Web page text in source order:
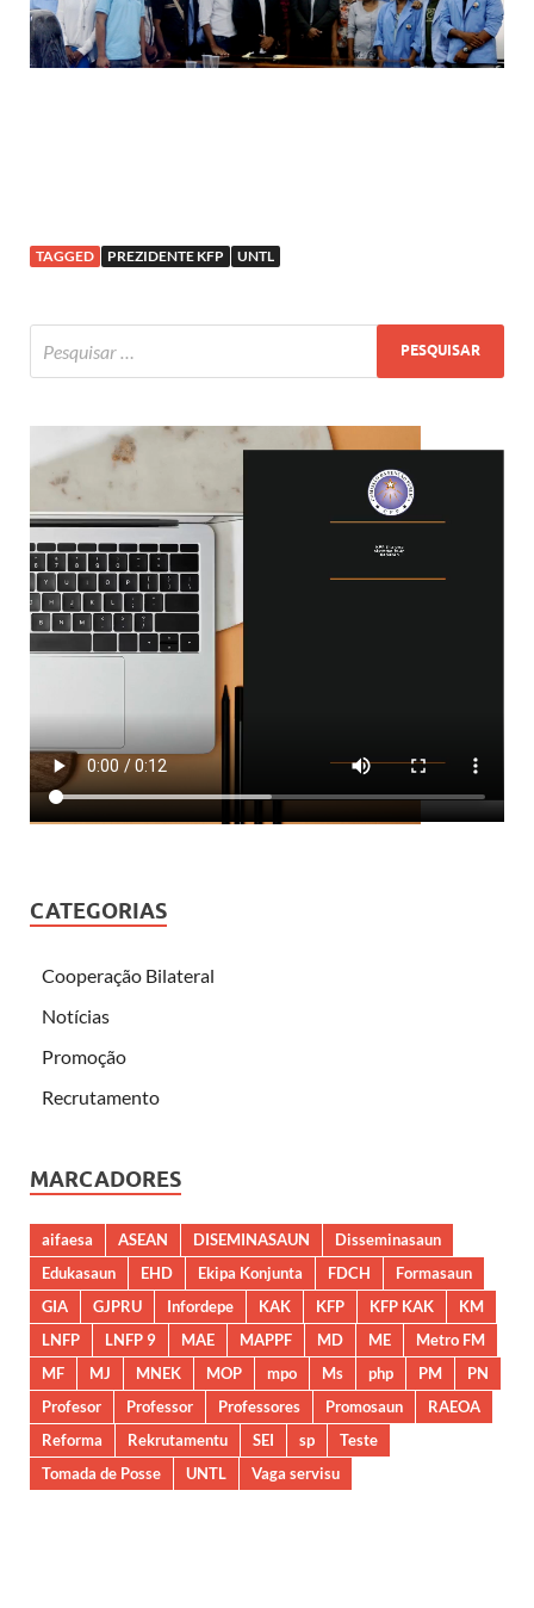
TAGGED PREZIDENTE KFP UNTL
CATEGORIAS
Cooperação Bilateral
Notícias
Promoção
Recrutamento
MARCADORES
aifaesa ASEAN DISEMINASAUN
Disseminasaun
Edukasaun
EHD Ekipa Konjunta FDCH
Formasaun
GIA
GJPRU Infordepe KAK KFP KFP KAK
KM
LNFP
LNFP 9 MAE MAPPF MD ME
Metro FM
MF
MJ MNEK MOP mpo Ms php PM
PN
Profesor
Professor Professores Promosaun
RAEOA
Reforma
Rekrutamentu SEI sp
Teste
Tomada de Posse
UNTL Vaga servisu